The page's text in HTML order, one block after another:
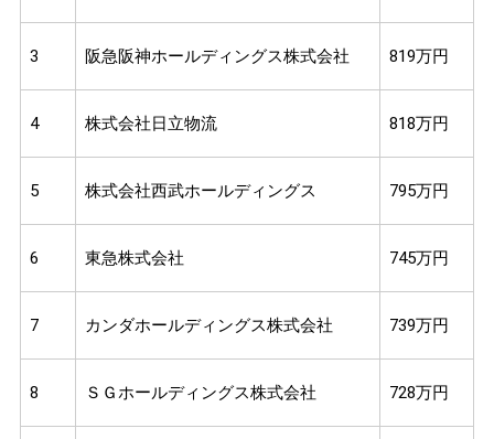
3 阪急阪神ホールディングス株式会社 819万円
4 株式会社日立物流 818万円
5 株式会社西武ホールディングス 795万円
6 東急株式会社 745万円
7 カンダホールディングス株式会社 739万円
8 ＳＧホールディングス株式会社 728万円